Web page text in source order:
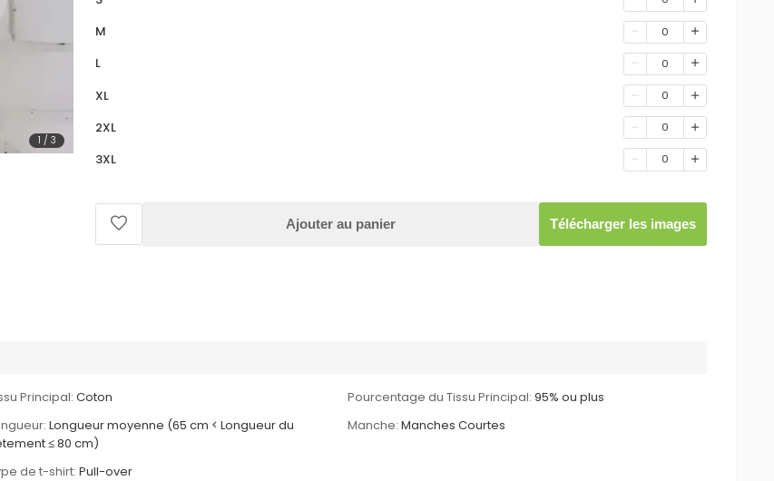
1 / 3
M 0
L 0
XL 0
2XL 0
3XL 0
Ajouter au panier Télécharger les images
Principal: Coton Pourcentage du Tissu Principal: 95% ou plus
Longueur moyenne (65 cm < Longueur du
≤ 80 cm)
Manche: Manches Courtes
de t-shirt: Pull-over